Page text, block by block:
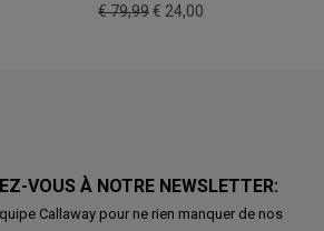
€ 79,99€ 24,00
VOUS À NOTRE NEWSLETTER:
Callaway pour ne rien manquer de nos